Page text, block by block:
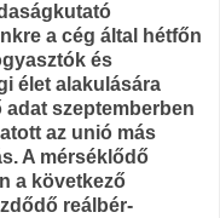
a cég által hétfőn
és
élet alakulására
szeptemberben
az unió más
A mérséklődő
a következő
reálbér-